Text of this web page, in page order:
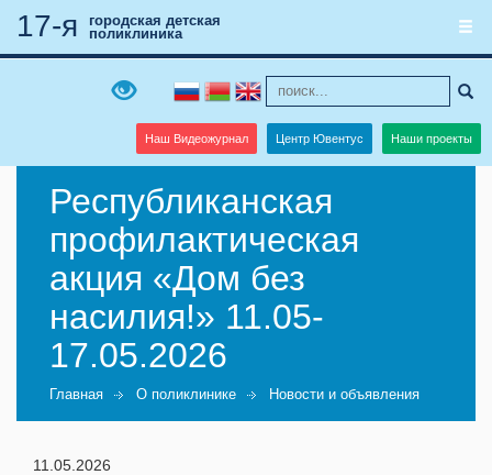
Наш Видеожурнал Центр Ювентус Наши проекты
17-я
городская детская
поликлиника
Республиканская
профилактическая
акция «Дом без
насилия!» 11.05-
17.05.2026
Главная О поликлинике Новости и объявления
11.05.2026